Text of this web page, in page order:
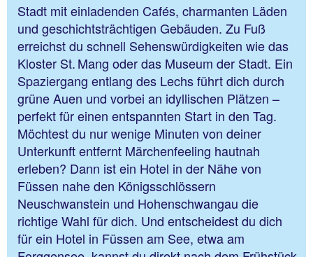
Stadt mit einladenden Cafés, charmanten Läden
und geschichtsträchtigen Gebäuden. Zu Fuß
erreichst du schnell Sehenswürdigkeiten wie das
Kloster St. Mang oder das Museum der Stadt. Ein
Spaziergang entlang des Lechs führt dich durch
grüne Auen und vorbei an idyllischen Plätzen –
perfekt für einen entspannten Start in den Tag.
Möchtest du nur wenige Minuten von deiner
Unterkunft entfernt Märchenfeeling hautnah
erleben? Dann ist ein Hotel in der Nähe von
Füssen nahe den Königsschlössern
Neuschwanstein und Hohenschwangau die
richtige Wahl für dich. Und entscheidest du dich
für ein Hotel in Füssen am See, etwa am